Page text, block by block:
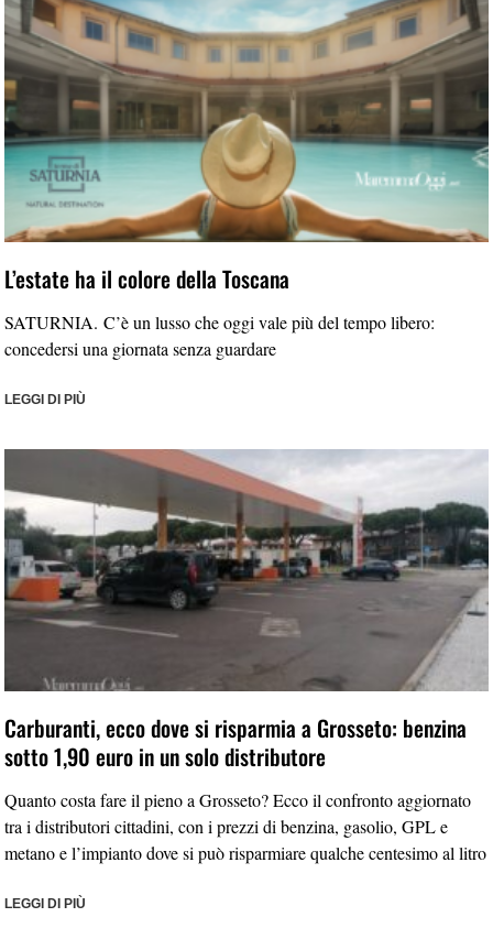
L’estate ha il colore della Toscana
SATURNIA. C’è un lusso che oggi vale più del tempo libero:
concedersi una giornata senza guardare
LEGGI DI PIÙ
Carburanti, ecco dove si risparmia a Grosseto: benzina
sotto 1,90 euro in un solo distributore
Quanto costa fare il pieno a Grosseto? Ecco il confronto aggiornato
tra i distributori cittadini, con i prezzi di benzina, gasolio, GPL e
metano e l’impianto dove si può risparmiare qualche centesimo al litro
LEGGI DI PIÙ